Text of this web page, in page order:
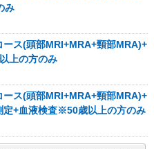
み
ース(頭部MRI+MRA+頸部MRA)+
上の方のみ
ース(頭部MRI+MRA+頸部MRA)+
定+血液検査※50歳以上の方のみ